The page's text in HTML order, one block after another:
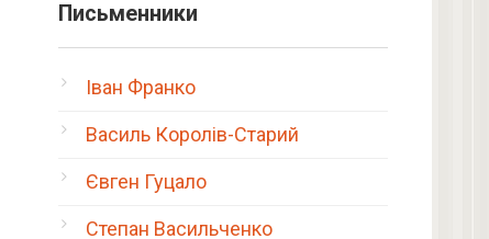
Письменники
Іван Франко
Василь Королів-Старий
Євген Гуцало
Степан Васильченко